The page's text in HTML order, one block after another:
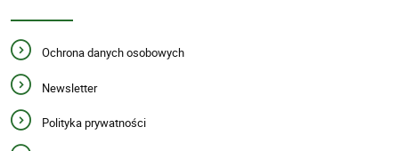
Ochrona danych osobowych
Newsletter
Polityka prywatności